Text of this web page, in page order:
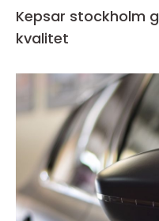
Kepsar stockholm guide till stil, funktion och
kvalitet